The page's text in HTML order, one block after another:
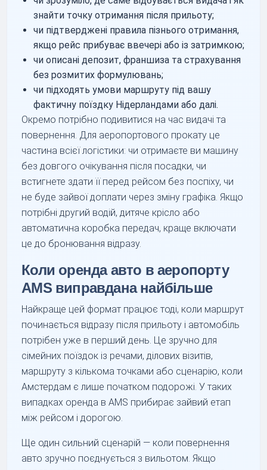
знайти точку отримання після прильоту;
чи підтверджені правила пізнього отримання,
якщо рейс прибуває ввечері або із затримкою;
чи описані депозит, франшиза та страхування
без розмитих формулювань;
чи підходять умови маршруту під вашу
фактичну поїздку Нідерландами або далі.
Окремо потрібно подивитися на час видачі та
повернення. Для аеропортового прокату це
частина всієї логістики: чи отримаєте ви машину
без довгого очікування після посадки, чи
встигнете здати її перед рейсом без поспіху, чи
не буде зайвої доплати через зміну графіка. Якщо
потрібні другий водій, дитяче крісло або
автоматична коробка передач, краще включати
це до бронювання відразу.
Коли оренда авто в аеропорту
AMS виправдана найбільше
Найкраще цей формат працює тоді, коли маршрут
починається відразу після прильоту і автомобіль
потрібен уже в перший день. Це зручно для
сімейних поїздок із речами, ділових візитів,
маршруту з кількома точками або сценарію, коли
Амстердам є лише початком подорожі. У таких
випадках оренда в AMS прибирає зайвий етап
між рейсом і дорогою.
Ще один сильний сценарій — коли повернення
авто зручно поєднується з вильотом. Якщо